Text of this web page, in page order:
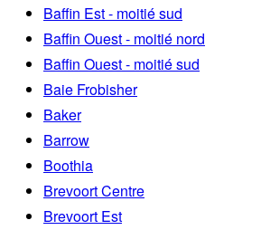
Baffin Est - moitié sud
Baffin Ouest - moitié nord
Baffin Ouest - moitié sud
Baie Frobisher
Baker
Barrow
Boothia
Brevoort Centre
Brevoort Est